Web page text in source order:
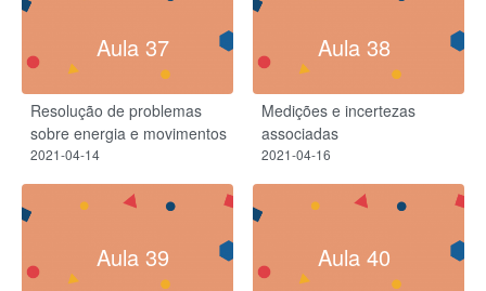
Aula 37
Resolução de problemas
sobre energia e movimentos
2021-04-14
Aula 38
Medições e incertezas
associadas
2021-04-16
Aula 39 Aula 40